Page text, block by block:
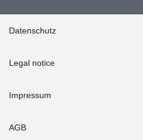
Datenschutz
Legal notice
Impressum
AGB